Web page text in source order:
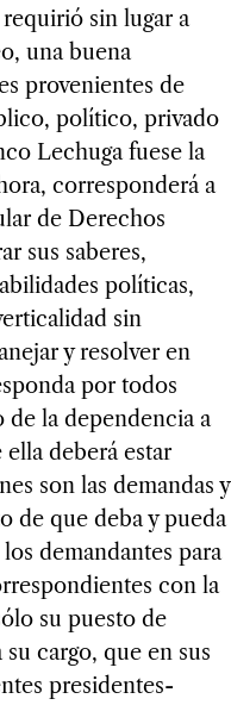
requirió sin lugar a
una buena
provenientes de
político, privado
Lechuga fuese la
corresponderá a
de Derechos
sus saberes,
políticas,
sin
y resolver en
por todos
de la dependencia a
deberá estar
son las demandas y
de que deba y pueda
demandantes para
con la
su puesto de
cargo, que en sus
presidentes-